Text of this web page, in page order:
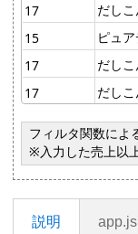
説明 app.js